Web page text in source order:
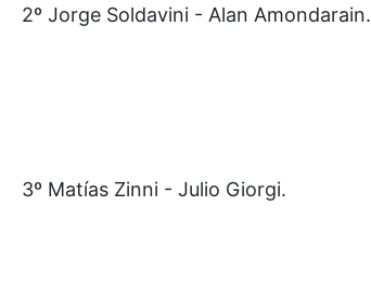
2º Jorge Soldavini - Alan Amondarain.
3º Matías Zinni - Julio Giorgi.